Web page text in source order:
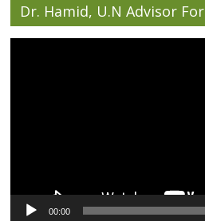
Dr. Hamid, U.N Advisor
00:00